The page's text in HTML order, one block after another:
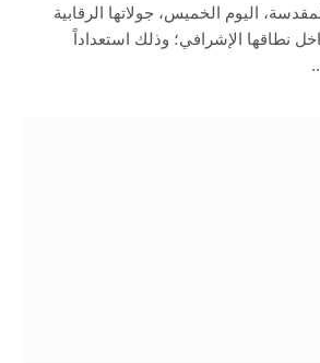
اليوم الخميس، جولاتها الرقابية
نطاقها الإشرافي؛ وذلك استعداداً